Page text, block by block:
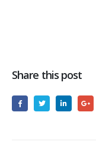
Share this post